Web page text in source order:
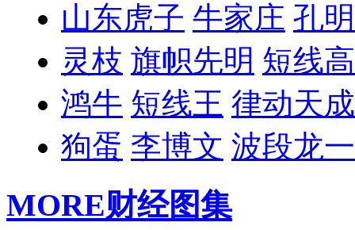
山东虎子 牛家庄 孔
灵枝 旗帜先明 短线
鸿牛 短线王 律动天成
狗蛋 李博文 波段龙一
MORE财经图集